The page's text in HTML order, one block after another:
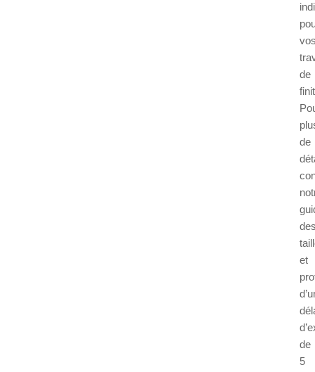
de
de
et
de
5